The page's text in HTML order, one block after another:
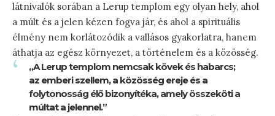
látnivalók sorában a Lerup templom egy olyan hely, ahol
a múlt és a jelen kézen fogva jár, és ahol a spirituális
élmény nem korlátozódik a vallásos gyakorlatra, hanem
áthatja az egész környezet, a történelem és a közösség.
„A Lerup templom nemcsak kövek és habarcs;
az emberi szellem, a közösség ereje és a
folytonosság élő bizonyítéka, amely összeköti a
múltat a jelennel.”